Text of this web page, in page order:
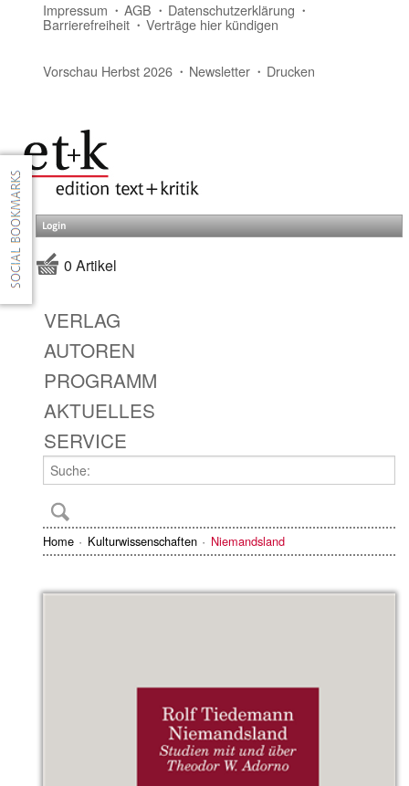
Impressum AGB Datenschutzerklärung
Barrierefreiheit Verträge hier kündigen
Vorschau Herbst 2026 Newsletter Drucken
Login
0 Artikel
VERLAG
AUTOREN
PROGRAMM
AKTUELLES
SERVICE
Home Kulturwissenschaften Niemandsland